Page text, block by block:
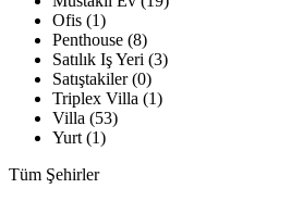
Ofis (1)
Penthouse (8)
Satılık Iş Yeri (3)
Satıştakiler (0)
Triplex Villa (1)
Villa (53)
Yurt (1)
Tüm Şehirler